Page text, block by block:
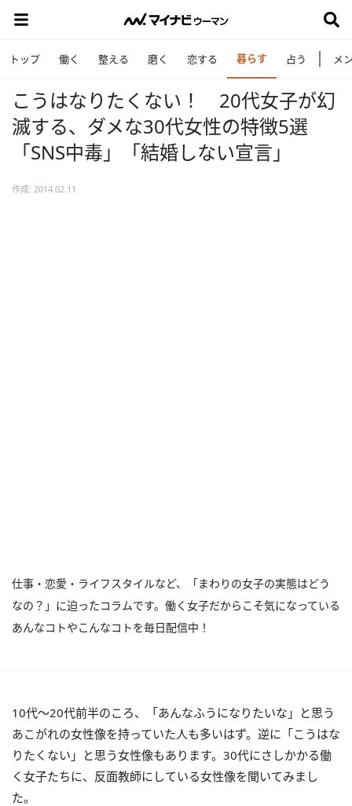
トップ 働く 整える 磨く 恋する 暮らす 占う メ
こうはなりたくない！ 20代女子が幻
滅する、ダメな30代女性の特徴5選
「SNS中毒」「結婚しない宣言」
作成: 2014.02.11
仕事・恋愛・ライフスタイルなど、「まわりの女子の実態はどう
なの？」に迫ったコラムです。働く女子だからこそ気になっている
あんなコトやこんなコトを毎日配信中！
10代～20代前半のころ、「あんなふうになりたいな」と思う
あこがれの女性像を持っていた人も多いはず。逆に「こうはな
りたくない」と思う女性像もあります。30代にさしかかる働
く女子たちに、反面教師にしている女性像を聞いてみまし
た。